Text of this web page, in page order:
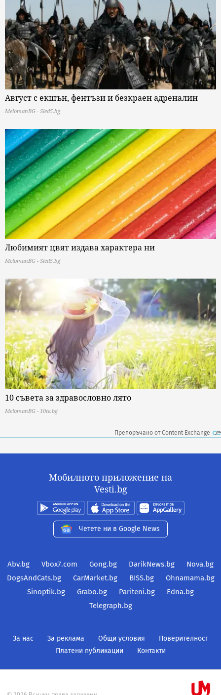
Август с екшън, фентъзи и безкраен адреналин
MelomanBG - Sled5.bg
Любимият цвят издава характера ни
MelomanBG - Sled5.bg
10 съвета за здравословно лято
MelomanBG - 10te.bg
Препоръчано от Content Exchange
Мобилното приложение на
Vesti.bg
Четете ни в Google News
Abv.bg Vbox7.com Gong.bg DarikNews.bg
Nova.bg
DogsAndCats.bg
CarMarket.bg BISS.bg
Ohnamama.bg
Sinoptik.bg
Grabo.bg Pariteni.bg
Edna.bg
Telegraph.bg
За нас За реклама Общи условия
Поверителност
Платени публикации
Контакти